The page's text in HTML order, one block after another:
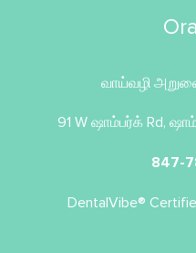
வாய்வழி
91 W ஷாம்பர்க் Rd,
847-
DentalVibe®